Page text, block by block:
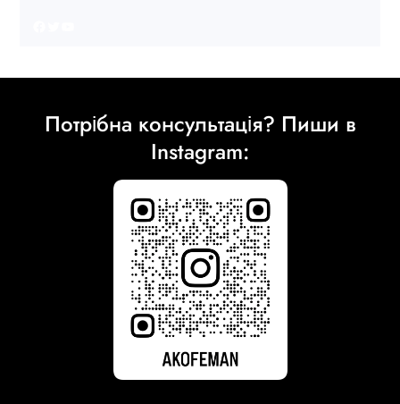
Потрібна консультація? Пиши в
Instagram: